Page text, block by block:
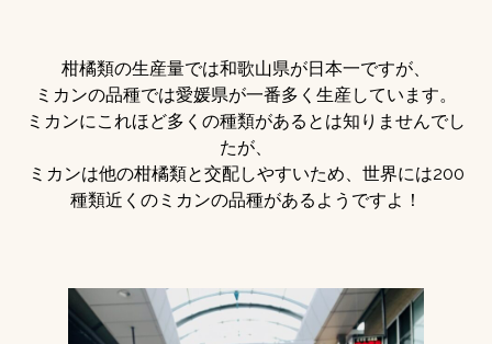
柑橘類の生産量では和歌山県が日本一ですが、
ミカンの品種では愛媛県が一番多く生産しています。
ミカンにこれほど多くの種類があるとは知りませんでし
たが、
ミカンは他の柑橘類と交配しやすいため、世界には200
種類近くのミカンの品種があるようですよ！